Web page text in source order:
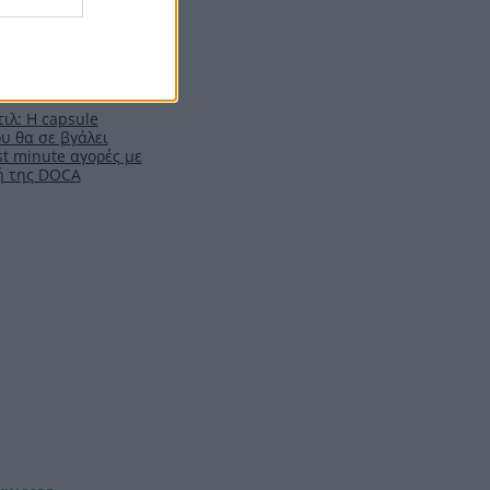
Η capsule
θα σε βγάλει
minute αγορές με
DOCA